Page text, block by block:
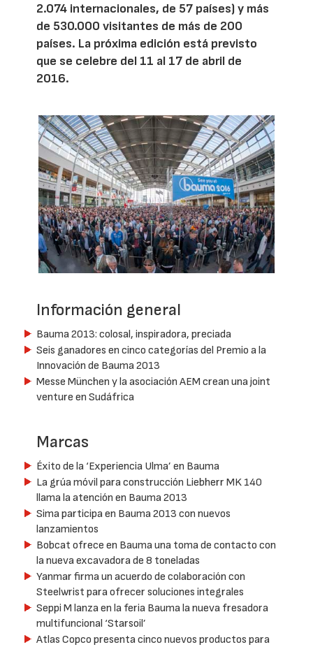
2.074 internacionales, de 57 países) y más
de 530.000 visitantes de más de 200
países. La próxima edición está previsto
que se celebre del 11 al 17 de abril de
2016.
Información general
Bauma 2013: colosal, inspiradora, preciada
Seis ganadores en cinco categorías del Premio a la
Innovación de Bauma 2013
Messe München y la asociación AEM crean una joint
venture en Sudáfrica
Marcas
Éxito de la ‘Experiencia Ulma’ en Bauma
La grúa móvil para construcción Liebherr MK 140
llama la atención en Bauma 2013
Sima participa en Bauma 2013 con nuevos
lanzamientos
Bobcat ofrece en Bauma una toma de contacto con
la nueva excavadora de 8 toneladas
Yanmar firma un acuerdo de colaboración con
Steelwrist para ofrecer soluciones integrales
Seppi M lanza en la feria Bauma la nueva fresadora
multifuncional ‘Starsoil’
Atlas Copco presenta cinco nuevos productos para